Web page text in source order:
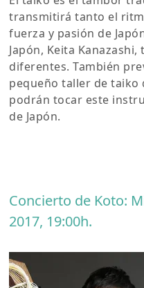
transmitirá tanto el
fuerza y pasión de
Japón, Keita
diferentes. También
pequeño taller de taiko
podrán tocar este
de Japón.
Concierto de Koto:
2017, 19:00h.